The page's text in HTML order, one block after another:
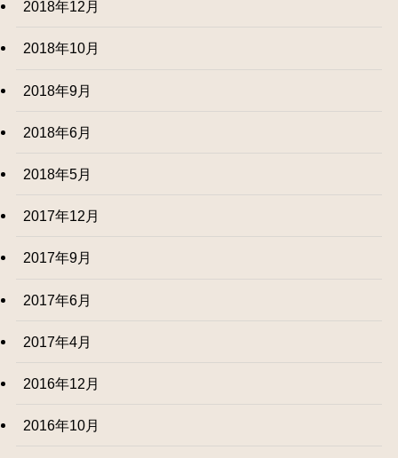
2018年12月
2018年10月
2018年9月
2018年6月
2018年5月
2017年12月
2017年9月
2017年6月
2017年4月
2016年12月
2016年10月